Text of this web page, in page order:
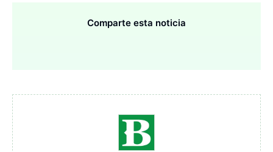
Comparte esta noticia